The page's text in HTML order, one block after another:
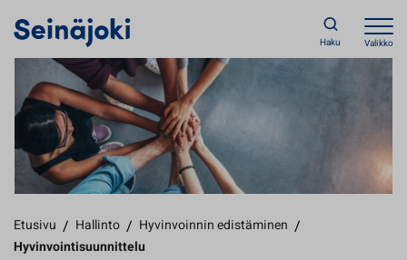
Haku Valikko
Etusivu / Hallinto / Hyvinvoinnin edistäminen /
Hyvinvointisuunnittelu